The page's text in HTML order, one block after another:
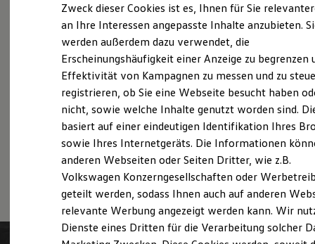
Laden
Laden unterwegs
Laden Zuhause
Ladezeitensimulator
Batterie
Sicherheit
Garantie und Lebensdauer
Nachhaltigkeit
Technologie
Kosten und Kauf
Verbrauchskosten
Kaufoptionen
E-Auto-Förderung
Software und Konnektivität
Die ID. Software 6
ID. Software Versionen und Updates
Digitale Extras
Schnittstellen zu Ihrem ID.
Fahrzeugangebot anfordern
Servicetermin buchen
Serviceanfrage stellen
Zweck dieser Cookies ist es, Ihnen für Sie
an Ihre Interessen angepasste Inhalte anzubieten.
werden außerdem dazu verwendet, die
Erscheinungshäufigkeit einer Anzeige zu begrenzen
Effektivität von Kampagnen zu messen und zu
registrieren, ob Sie eine Webseite besucht haben
nicht, sowie welche Inhalte genutzt worden sind.
basiert auf einer eindeutigen Identifikation Ihres
sowie Ihres Internetgeräts. Die Informationen
anderen Webseiten oder Seiten Dritter, wie z.B.
Volkswagen Konzerngesellschaften oder
geteilt werden, sodass Ihnen auch auf anderen
relevante Werbung angezeigt werden kann. Wir
Dienste eines Dritten für die Verarbeitung solcher